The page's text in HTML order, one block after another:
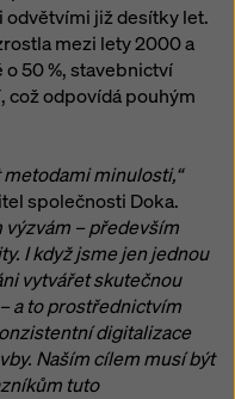
odvětvími již desítky let.
mezi lety 2000 a
50 %, stavebnictví
což odpovídá pouhým
minulosti,“
společnosti Doka.
výzvám – především
I když jsme jen jednou
vytvářet skutečnou
a to prostřednictvím
digitalizace
Naším cílem musí být
tuto